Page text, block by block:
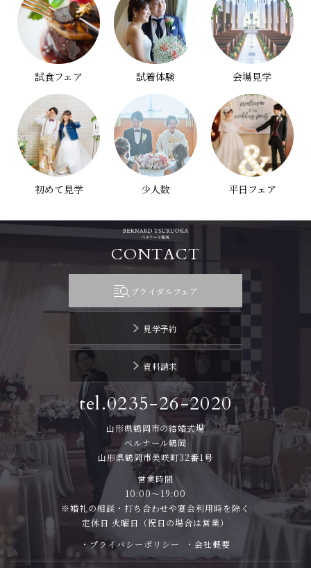
試食フェア 試着体験 会場見学
初めて見学 少人数 平日フェア
CONTACT
ブライダルフェア
見学予約
資料請求
tel.0235-26-2020
山形県鶴岡市の結婚式場
ベルナール鶴岡
山形県鶴岡市美咲町32番1号
営業時間
10:00～19:00
※婚礼の相談・打ち合わせや宴会利用時を除く
定休日 火曜日（祝日の場合は営業）
・プライバシーポリシー
・会社概要